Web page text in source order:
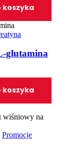
koszyka
glutamina
koszyka
Promocje